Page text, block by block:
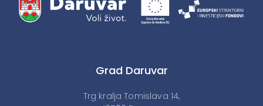
Grad Daruvar
Trg kralja Tomislava 14,